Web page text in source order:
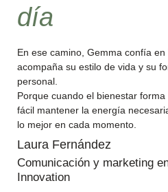
día
En ese camino, Gemma confía en
acompaña su estilo de vida y su
personal.
Porque cuando el bienestar
fácil mantener la energía
lo mejor en cada momento.
Laura Fernández
Comunicación y marketing
Innovation